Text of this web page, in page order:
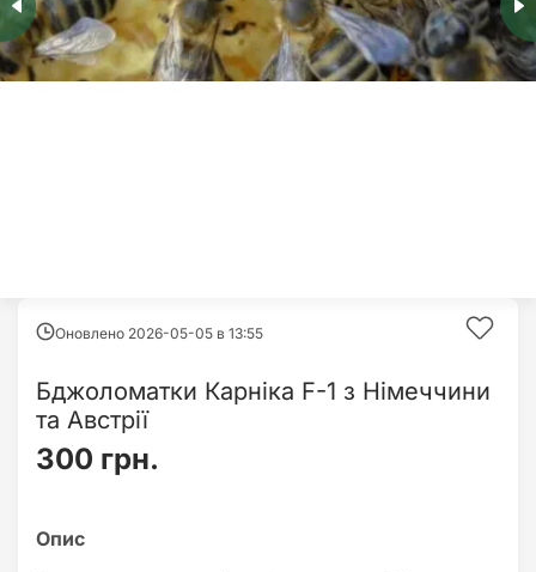
Оновлено 2026-05-05 в 13:55
Бджоломатки Карніка F-1 з Німеччини
та Австрії
300 грн.